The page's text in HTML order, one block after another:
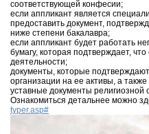
соответствующей конфесии;
если аппликант является
предоставить документ,
ниже степени бакалавра;
если аппликант будет работать
бумагу, которая подтверждает,
деятельности;
документы, которые
организации на ее активы, а
уставные документы религиозной
Ознакомиться детальнее можно
typer.asp#